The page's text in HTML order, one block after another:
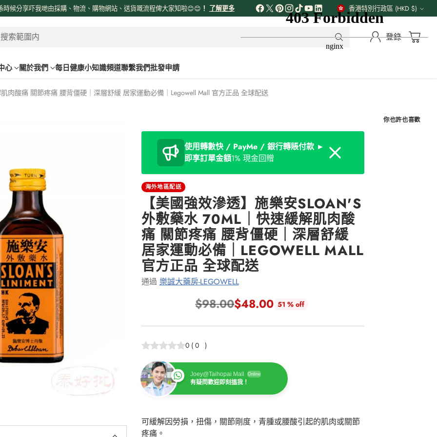
時候分享吓我哋由採購、物流、購物網站、送貨嘅流程俾大家知啦😊😊 ！ 了解更多
貨
幣
香港特別行政區 (HKD $)
索範圍内 登錄
心 關於我們 每日健康小知識頻道聯繫我們批發申請
肉酸痛 關節疼痛 腰背僵硬｜深層舒緩 居家運動必備｜Legowell Mall 官方正品 全球配送
使用轉數快 / PayMe / 銀行轉賬付款 ►
即享訂單金額1% 現金回贈
Dismiss
海外地區配送
【美國強效滲透】施樂安SLOAN'S
外敷藥水 70ML｜快速緩解肌肉酸
痛 關節疼痛 腰背僵硬｜深層舒緩
居家運動必備｜LEGOWELL MALL
官方正品 全球配送
通過 樂誠大藥房-LEGOWELL
正
常
價
格
$98.00$48.00 51 % off
0 ( 0 )
Joey@Taihopai Mall Online
有疑問歡迎即刻搵我！
可緩解因勞損，扭傷，關節剛度，青腫或腰酸引起的肌肉或關節
疼痛。
你也許也喜歡